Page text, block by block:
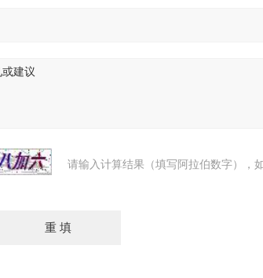
请输入计算结果（填写阿拉伯数字），